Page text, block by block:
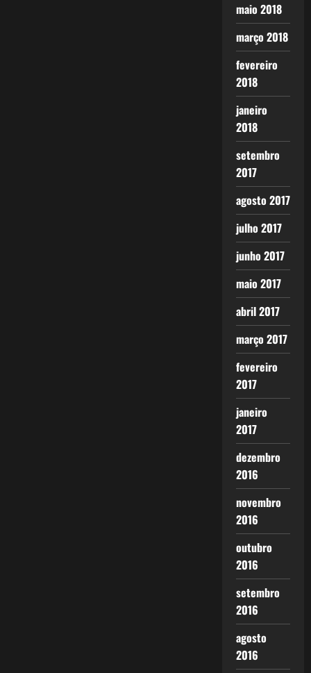
maio 2018
março 2018
fevereiro
2018
janeiro
2018
setembro
2017
agosto 2017
julho 2017
junho 2017
maio 2017
abril 2017
março 2017
fevereiro
2017
janeiro
2017
dezembro
2016
novembro
2016
outubro
2016
setembro
2016
agosto
2016